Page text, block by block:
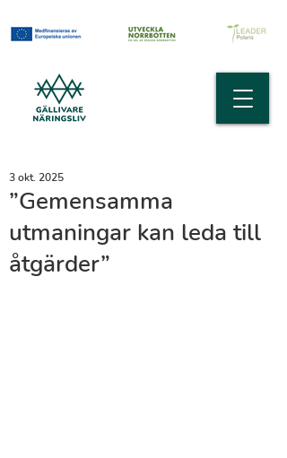
”Gemensamma
utmaningar kan leda till
åtgärder”
3 okt. 2025